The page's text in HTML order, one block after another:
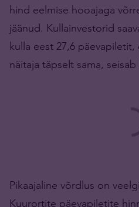
hind eelmise hooajaga
jäänud. Kullainvestorid
kulla eest 27,6
näitaja täpselt sama,
Pikaajaline võrdlus on
Kuurortite päevapiletite